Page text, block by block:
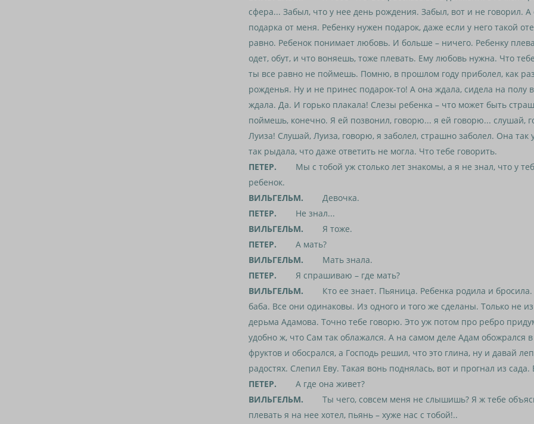
сфера... Забыл, что у нее день рождения. Забыл, вот и не говорил. А
подарка от меня. Ребенку нужен подарок, даже если у него такой
равно. Ребенок понимает любовь. И больше – ничего. Ребенку
одет, обут, и что воняешь, тоже плевать. Ему любовь нужна. Что
ты все равно не поймешь. Помню, в прошлом году приболел, как
рожденья. Ну и не принес подарок-то! А она ждала, сидела на полу
ждала. Да. И горько плакала! Слезы ребенка – что может быть
поймешь, конечно. Я ей позвонил, говорю... я ей говорю... слушай,
Луиза! Слушай, Луиза, говорю, я заболел, страшно заболел. Она так
так рыдала, что даже ответить не могла. Что тебе говорить.
ПЕТЕР. Мы с тобой уж столько лет знакомы, а я не знал, что у
ребенок.
ВИЛЬГЕЛЬМ. Девочка.
ПЕТЕР. Не знал...
ВИЛЬГЕЛЬМ. Я тоже.
ПЕТЕР. А мать?
ВИЛЬГЕЛЬМ. Мать знала.
ПЕТЕР. Я спрашиваю – где мать?
ВИЛЬГЕЛЬМ. Кто ее знает. Пьяница. Ребенка родила и бросила.
баба. Все они одинаковы. Из одного и того же сделаны. Только не
дерьма Адамова. Точно тебе говорю. Это уж потом про ребро
удобно ж, что Сам так облажался. А на самом деле Адам обожрался в
фруктов и обосрался, а Господь решил, что это глина, ну и давай
радостях. Слепил Еву. Такая вонь поднялась, вот и прогнал из
ПЕТЕР. А где она живет?
ВИЛЬГЕЛЬМ. Ты чего, совсем меня не слышишь? Я ж тебе
плевать я на нее хотел, пьянь – хуже нас с тобой!..